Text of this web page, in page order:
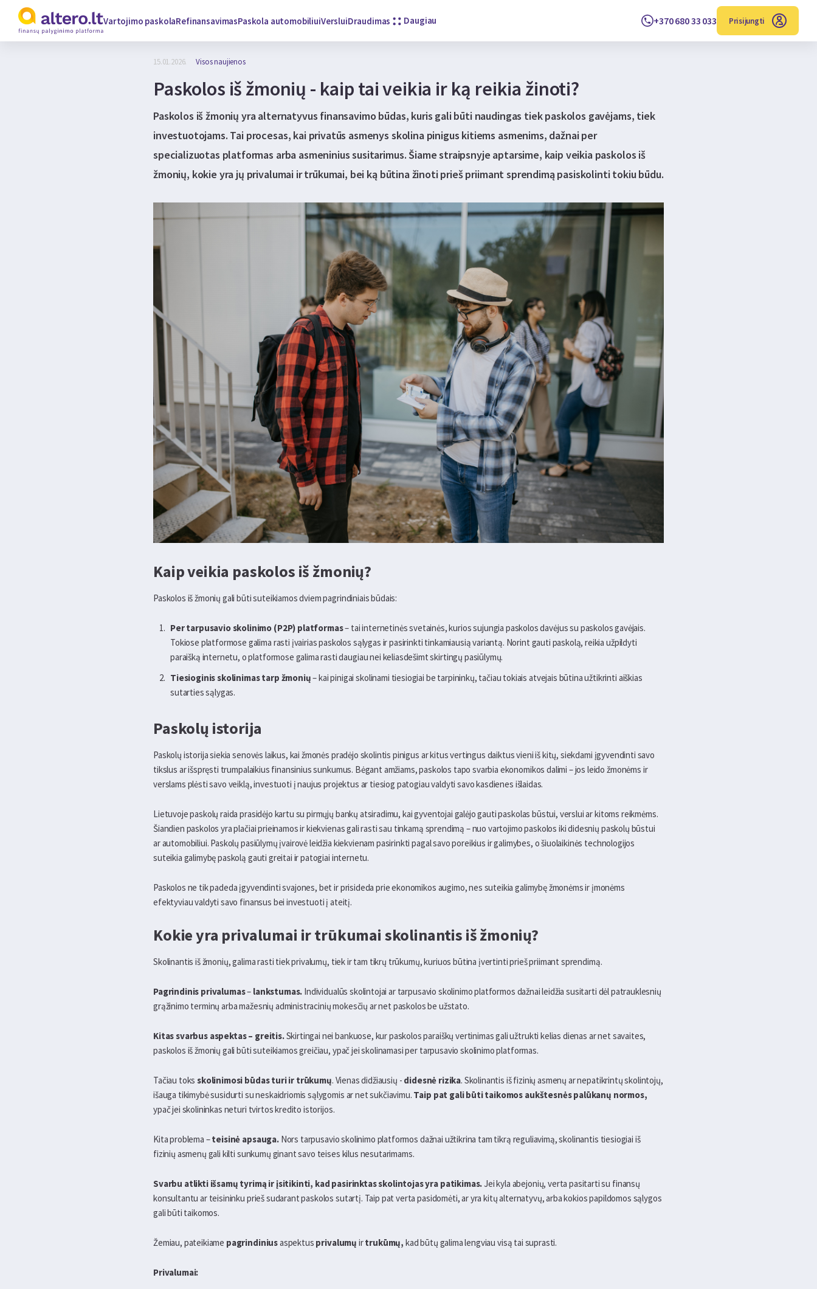
Vartojimo paskolaRefinansavimasPaskola automobiliuiVersluiDraudimas Daugiau +370 680 33 033 Prisijungti
15.01.2026. Visos naujienos
Paskolos iš žmonių - kaip tai veikia ir ką reikia žinoti?
Paskolos iš žmonių yra alternatyvus finansavimo būdas, kuris gali būti naudingas tiek paskolos gavėjams, tiek
investuotojams. Tai procesas, kai privatūs asmenys skolina pinigus kitiems asmenims, dažnai per
specializuotas platformas arba asmeninius susitarimus. Šiame straipsnyje aptarsime, kaip veikia paskolos iš
žmonių, kokie yra jų privalumai ir trūkumai, bei ką būtina žinoti prieš priimant sprendimą pasiskolinti tokiu būdu.
Kaip veikia paskolos iš žmonių?
Paskolos iš žmonių gali būti suteikiamos dviem pagrindiniais būdais:
Per tarpusavio skolinimo (P2P) platformas– tai internetinės svetainės, kurios sujungia paskolos davėjus su paskolos gavėjais.
Tokiose platformose galima rasti įvairias paskolos sąlygas ir pasirinkti tinkamiausią variantą. Norint gauti paskolą, reikia užpildyti
paraišką internetu, o platformose galima rasti daugiau nei keliasdešimt skirtingų pasiūlymų.
Tiesioginis skolinimas tarp žmonių– kai pinigai skolinami tiesiogiai be tarpininkų, tačiau tokiais atvejais būtina užtikrinti aiškias
sutarties sąlygas.
Paskolų istorija
Paskolų istorija siekia senovės laikus, kai žmonės pradėjo skolintis pinigus ar kitus vertingus daiktus vieni iš kitų, siekdami įgyvendinti savo
tikslus ar išspręsti trumpalaikius finansinius sunkumus. Bėgant amžiams, paskolos tapo svarbia ekonomikos dalimi – jos leido žmonėms ir
verslams plėsti savo veiklą, investuoti į naujus projektus ar tiesiog patogiau valdyti savo kasdienes išlaidas.
Lietuvoje paskolų raida prasidėjo kartu su pirmųjų bankų atsiradimu, kai gyventojai galėjo gauti paskolas būstui, verslui ar kitoms reikmėms.
Šiandien paskolos yra plačiai prieinamos ir kiekvienas gali rasti sau tinkamą sprendimą – nuo vartojimo paskolos iki didesnių paskolų būstui
ar automobiliui. Paskolų pasiūlymų įvairovė leidžia kiekvienam pasirinkti pagal savo poreikius ir galimybes, o šiuolaikinės technologijos
suteikia galimybę paskolą gauti greitai ir patogiai internetu.
Paskolos ne tik padeda įgyvendinti svajones, bet ir prisideda prie ekonomikos augimo, nes suteikia galimybę žmonėms ir įmonėms
efektyviau valdyti savo finansus bei investuoti į ateitį.
Kokie yra privalumai ir trūkumai skolinantis iš žmonių?
Skolinantis iš žmonių, galima rasti tiek privalumų, tiek ir tam tikrų trūkumų, kuriuos būtina įvertinti prieš priimant sprendimą.
Pagrindinis privalumas– lankstumas. Individualūs skolintojai ar tarpusavio skolinimo platformos dažnai leidžia susitarti dėl patrauklesnių
grąžinimo terminų arba mažesnių administracinių mokesčių ar net paskolos be užstato.
Kitas svarbus aspektas – greitis.Skirtingai nei bankuose, kur paskolos paraiškų vertinimas gali užtrukti kelias dienas ar net savaites,
paskolos iš žmonių gali būti suteikiamos greičiau, ypač jei skolinamasi per tarpusavio skolinimo platformas.
Tačiau toksskolinimosi būdas turi ir trūkumų. Vienas didžiausių - didesnė rizika. Skolinantis iš fizinių asmenų ar nepatikrintų skolintojų,
išauga tikimybė susidurti su neskaidriomis sąlygomis ar net sukčiavimu. Taip pat gali būti taikomos aukštesnės palūkanų normos,
ypač jei skolininkas neturi tvirtos kredito istorijos.
Kita problema –teisinė apsauga.Nors tarpusavio skolinimo platformos dažnai užtikrina tam tikrą reguliavimą, skolinantis tiesiogiai iš
fizinių asmenų gali kilti sunkumų ginant savo teises kilus nesutarimams.
Svarbu atlikti išsamų tyrimą ir įsitikinti, kad pasirinktas skolintojas yra patikimas.Jei kyla abejonių, verta pasitarti su finansų
konsultantu ar teisininku prieš sudarant paskolos sutartį. Taip pat verta pasidomėti, ar yra kitų alternatyvų, arba kokios papildomos sąlygos
gali būti taikomos.
Žemiau, pateikiame pagrindiniusaspektus privalumų irtrukūmų, kad būtų galima lengviau visą tai suprasti.
Privalumai: